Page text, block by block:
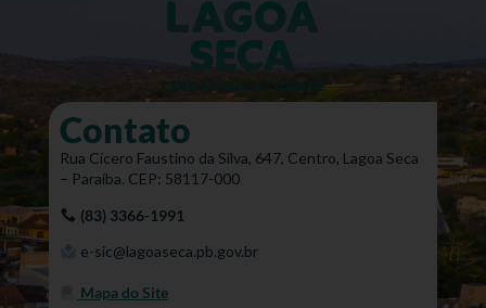
Contato
Rua Cícero Faustino da Silva, 647, Centro, Lagoa Seca
– Paraíba. CEP: 58117-000
(83) 3366-1991
e-sic@lagoaseca.pb.gov.br
Mapa do Site